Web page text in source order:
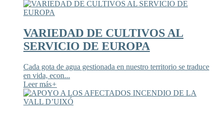
VARIEDAD DE CULTIVOS AL
SERVICIO DE EUROPA
Cada gota de agua gestionada en nuestro territorio se traduce
en vida, econ...
Leer más+